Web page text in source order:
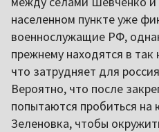
населенном пункте уже
военнослужащие РФ,
прежнему находятся в
что затрудняет для
Вероятно, что после
попытаются пробиться на
Зеленовка, чтобы